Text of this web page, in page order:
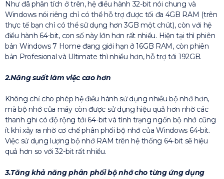
Như đã phân tích ở trên, hệ điều hành 32-bit nói chung và
Windows nói riêng chỉ có thể hỗ trợ được tối đa 4GB RAM (trên
thực tế bạn chỉ có thể sử dụng hơn 3GB một chút), còn với hệ
điều hành 64-bit, con số này lớn hơn rất nhiều. Hiện tại thì phiên
bản Windows 7 Home đang giới hạn ở 16GB RAM, còn phiên
bản Profesional và Ultimate thì nhiều hơn, hỗ trợ tới 192GB.
2.Năng suất làm việc cao hơn
Không chỉ cho phép hệ điều hành sử dụng nhiều bộ nhớ hơn,
mà bộ nhớ của máy còn được sử dụng hiệu quả hơn nhờ các
thanh ghi có độ rộng tới 64-bit và tình trạng ngốn bộ nhớ cũng
ít khi xảy ra nhờ cơ chế phân phối bộ nhớ của Windows 64-bit.
Việc sử dụng lượng bộ nhớ RAM trên hệ thống 64-bit sẽ hiệu
quả hơn so với 32-bit rất nhiều.
3.Tăng khả năng phân phối bộ nhớ cho từng ứng dụng